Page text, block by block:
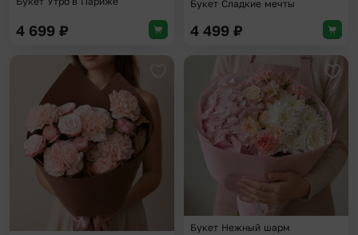
4 699 ₽
Букет Сладкие мечты
4 499 ₽
Добавить в избранное
Букет Нежный шарм